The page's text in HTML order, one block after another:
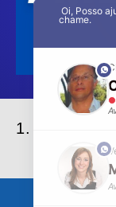
1.
Oi, Posso
chame.
phone
phone